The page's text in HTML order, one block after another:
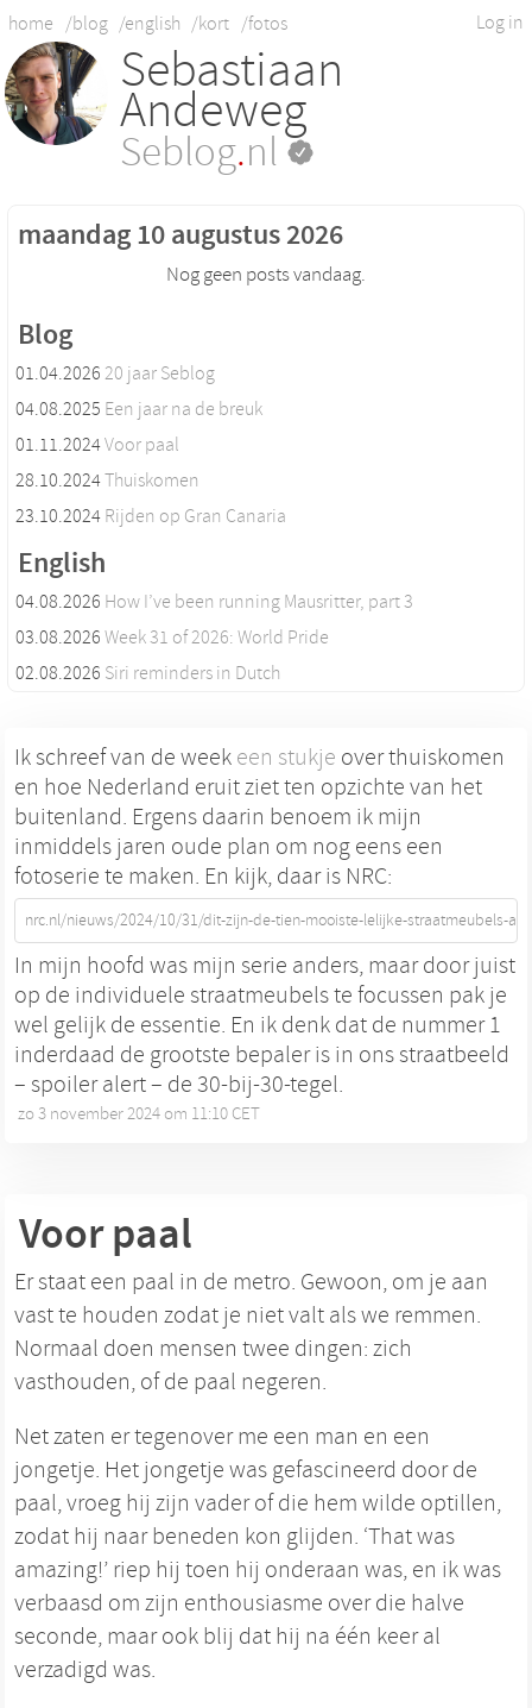
Log in
home /blog /english /kort /fotos
Sebastiaan
Andeweg
Seblog.nl
maandag 10 augustus 2026
Nog geen posts vandaag.
Blog
01.04.2026 20 jaar Seblog
04.08.2025 Een jaar na de breuk
01.11.2024Voor paal
28.10.2024Thuiskomen
23.10.2024 Rijden op Gran Canaria
English
04.08.2026 How I’ve been running Mausritter, part 3
03.08.2026 Week 31 of 2026: World Pride
02.08.2026 Siri reminders in Dutch
Ik schreef van de week een stukje over thuiskomen
en hoe Nederland eruit ziet ten opzichte van het
buitenland. Ergens daarin benoem ik mijn
inmiddels jaren oude plan om nog eens een
fotoserie te maken. En kijk, daar is NRC:
nrc.nl/nieuws/2024/10/31/dit-zijn-de-tien-mooiste-lelijke-straatmeubels-
In mijn hoofd was mijn serie anders, maar door juist
op de individuele straatmeubels te focussen pak je
wel gelijk de essentie. En ik denk dat de nummer 1
inderdaad de grootste bepaler is in ons straatbeeld
– spoiler alert – de 30-bij-30-tegel.
zo 3 november 2024 om 11:10 CET
Voor paal
Er staat een paal in de metro. Gewoon, om je aan
vast te houden zodat je niet valt als we remmen.
Normaal doen mensen twee dingen: zich
vasthouden, of de paal negeren.
Net zaten er tegenover me een man en een
jongetje. Het jongetje was gefascineerd door de
paal, vroeg hij zijn vader of die hem wilde optillen,
zodat hij naar beneden kon glijden. ‘That was
amazing!’ riep hij toen hij onderaan was, en ik was
verbaasd om zijn enthousiasme over die halve
seconde, maar ook blij dat hij na één keer al
verzadigd was.